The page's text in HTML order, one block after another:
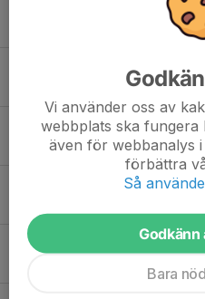
Festival schedule tom
U14 Englands
11 sep 2025 0
Festival 3 med U14
26 maj 2025 0
Festival 2 May 17
U14 spelade mot
Vi använder oss av
webbplats ska fungera
även för webbanalys
förbättra
Så
Godkänn
Bara